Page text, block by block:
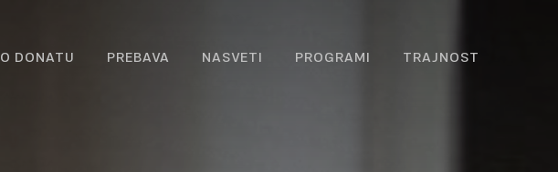
O DONATU PREBAVA NASVETI PROGRAMI TRAJNOST